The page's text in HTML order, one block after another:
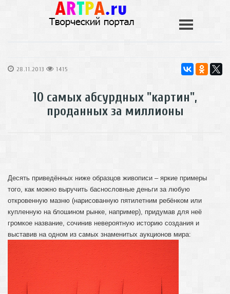
28.11.2013 1415
10 самых абсурдных "картин",
проданных за миллионы
Десять приведённых ниже образцов живописи – яркие примеры
того, как можно выручить баснословные деньги за любую
откровенную мазню (нарисованную пятилетним ребёнком или
купленную на блошином рынке, например), придумав для неё
громкое название, сочинив невероятную историю создания и
выставив на одном из самых знаменитых аукционов мира: